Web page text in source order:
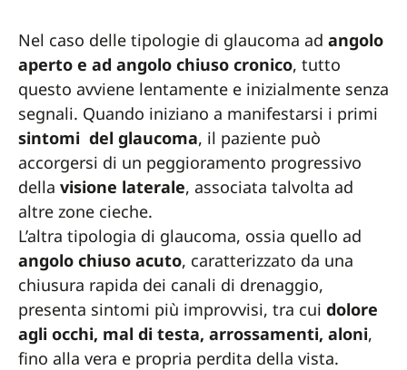
Nel caso delle tipologie di glaucoma ad angolo
aperto e ad angolo chiuso cronico, tutto
questo avviene lentamente e inizialmente senza
segnali. Quando iniziano a manifestarsi i primi
sintomi del glaucoma, il paziente può
accorgersi di un peggioramento progressivo
della visione laterale, associata talvolta ad
altre zone cieche.
L’altra tipologia di glaucoma, ossia quello ad
angolo chiuso acuto, caratterizzato da una
chiusura rapida dei canali di drenaggio,
presenta sintomi più improvvisi, tra cui dolore
agli occhi, mal di testa, arrossamenti, aloni,
fino alla vera e propria perdita della vista.